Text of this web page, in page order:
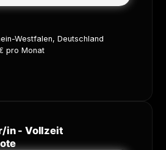
Westfalen, Deutschland
pro Monat
in - Vollzeit